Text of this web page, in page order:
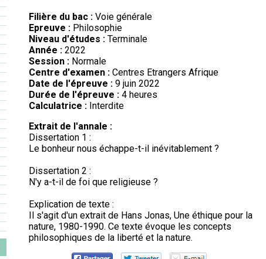
Filière du bac : Voie générale
Epreuve : Philosophie
Niveau d'études : Terminale
Année : 2022
Session : Normale
Centre d'examen : Centres Etrangers Afrique
Date de l'épreuve : 9 juin 2022
Durée de l'épreuve : 4 heures
Calculatrice : Interdite
Extrait de l'annale :
Dissertation 1 :
Le bonheur nous échappe-t-il inévitablement ?
Dissertation 2 :
N'y a-t-il de foi que religieuse ?
Explication de texte :
Il s'agit d'un extrait de Hans Jonas, Une éthique pour la
nature, 1980-1990. Ce texte évoque les concepts
philosophiques de la liberté et la nature.